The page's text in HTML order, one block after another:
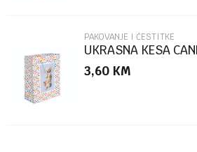
PAKOVANJE I ČESTITKE
UKRASNA KESA
3,60 KM